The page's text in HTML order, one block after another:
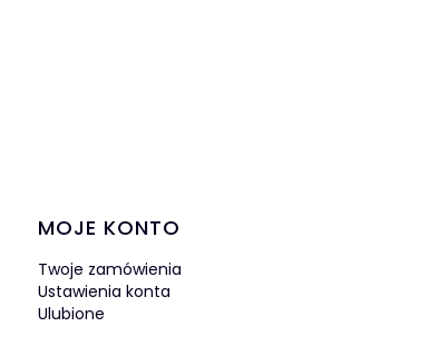
MOJE KONTO
Twoje zamówienia
Ustawienia konta
Ulubione